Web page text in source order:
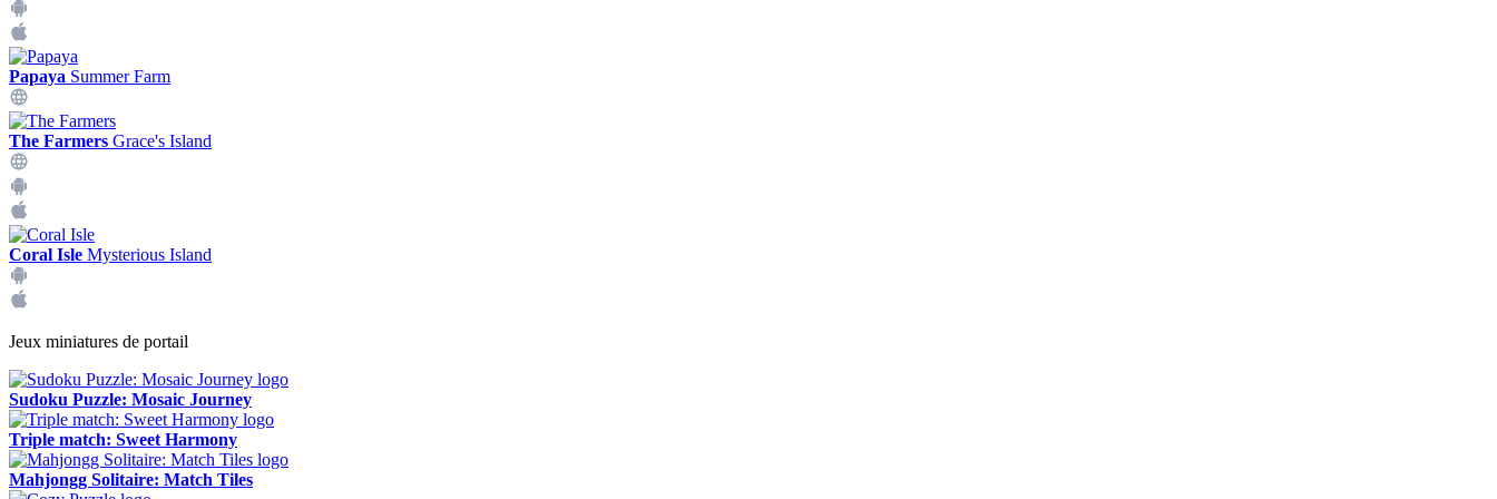
Papaya Summer Farm
The Farmers Grace's Island
Coral Isle Mysterious Island
Jeux miniatures de portail
Sudoku Puzzle: Mosaic Journey
Triple match: Sweet Harmony
Mahjongg Solitaire: Match Tiles